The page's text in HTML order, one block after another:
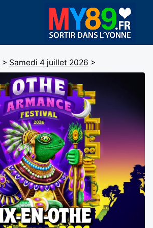
> Samedi 4 juillet 2026 >